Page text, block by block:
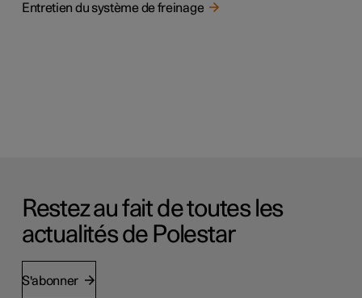
Entretien du système de freinage
Restez au fait de toutes les
actualités de Polestar
S'abonner